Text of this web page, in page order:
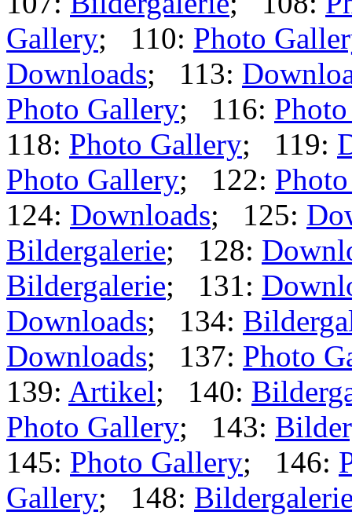
Gallery; 110: Photo
Downloads; 113:
Photo Gallery; 116:
118: Photo Gallery; 119:
Photo Gallery; 122:
124: Downloads; 125:
Bildergalerie; 128:
Bildergalerie; 131:
Downloads; 134:
Downloads; 137: Photo
139: Artikel; 140:
Photo Gallery; 143:
145: Photo Gallery; 146:
Gallery; 148: